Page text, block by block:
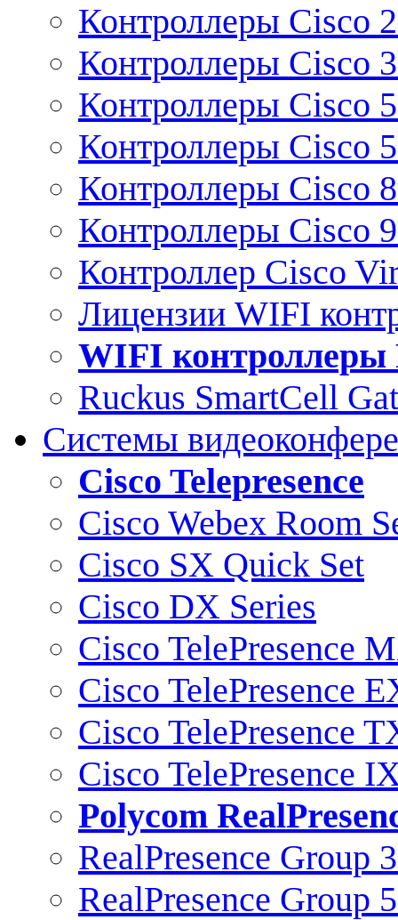
Контроллеры Cisco
Контроллеры Cisco
Контроллеры Cisco
Контроллеры Cisco
Контроллеры Cisco
Контроллеры Cisco
Контроллер Cisco
Лицензии WIFI
WIFI контроллеры
Ruckus SmartCell
Системы
Cisco Telepresence
Cisco Webex Room
Cisco SX Quick Set
Cisco DX Series
Cisco TelePresence
Cisco TelePresence
Cisco TelePresence
Cisco TelePresence
Polycom
RealPresence Group
RealPresence Group